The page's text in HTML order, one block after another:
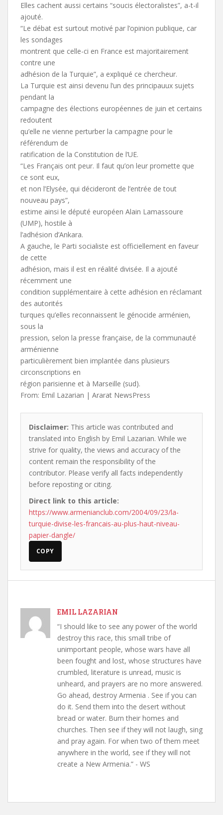
Elles cachent aussi certains “soucis électoralistes”, a-t-il
ajouté.
“Le débat est surtout motivé par l’opinion publique, car
les sondages
montrent que celle-ci en France est majoritairement
contre une
adhésion de la Turquie”, a expliqué ce chercheur.
La Turquie est ainsi devenu l’un des principauux sujets
pendant la
campagne des élections européennes de juin et certains
redoutent
qu’elle ne vienne perturber la campagne pour le
référendum de
ratification de la Constitution de l’UE.
“Les Français ont peur. Il faut qu’on leur promette que
ce sont eux,
et non l’Elysée, qui décideront de l’entrée de tout
nouveau pays”,
estime ainsi le député européen Alain Lamassoure
(UMP), hostile à
l’adhésion d’Ankara.
A gauche, le Parti socialiste est officiellement en faveur
de cette
adhésion, mais il est en réalité divisée. Il a ajouté
récemment une
condition supplémentaire à cette adhésion en réclamant
des autorités
turques qu’elles reconnaissent le génocide arménien,
sous la
pression, selon la presse française, de la communauté
arménienne
particulièrement bien implantée dans plusieurs
circonscriptions en
région parisienne et à Marseille (sud).
From: Emil Lazarian | Ararat NewsPress
Disclaimer: This article was contributed and
translated into English by Emil Lazarian. While we
strive for quality, the views and accuracy of the
content remain the responsibility of the
contributor. Please verify all facts independently
before reposting or citing.
Direct link to this article:
https://www.armenianclub.com/2004/09/23/la-
turquie-divise-les-francais-au-plus-haut-niveau-
papier-dangle/
COPY
EMIL LAZARIAN
“I should like to see any power of the world
destroy this race, this small tribe of
unimportant people, whose wars have all
been fought and lost, whose structures have
crumbled, literature is unread, music is
unheard, and prayers are no more answered.
Go ahead, destroy Armenia . See if you can
do it. Send them into the desert without
bread or water. Burn their homes and
churches. Then see if they will not laugh, sing
and pray again. For when two of them meet
anywhere in the world, see if they will not
create a New Armenia.” - WS